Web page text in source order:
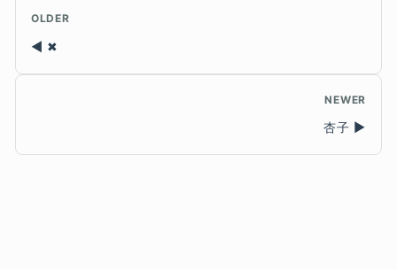
OLDER
✖
NEWER
杏子